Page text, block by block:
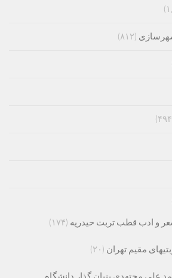
شهرسازی (۸۱۲)
و ادب قطب تربت حیدریه (۱۷۴)
مقیم تهران (۲۰)